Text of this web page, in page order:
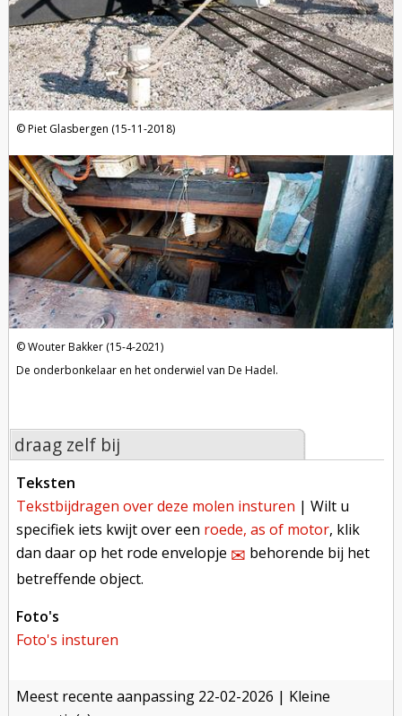
Piet Glasbergen (15-11-2018)
Wouter Bakker (15-4-2021)
De onderbonkelaar en het onderwiel van De Hadel.
draag zelf bij
teksten
tekstbijdragen over deze molen insturen | Wilt u
specifiek iets kwijt over een roede, as of motor, klik
dan daar op het rode envelopje ✉︎ behorende bij het
betreffende object.
foto's
foto's insturen
meest recente aanpassing 22-02-2026 | Kleine